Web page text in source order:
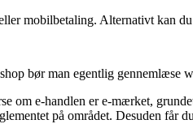
mobilbetaling. Alternativt kan
bør man egentlig gennemlæse
om e-handlen er e-mærket,
på området. Desuden